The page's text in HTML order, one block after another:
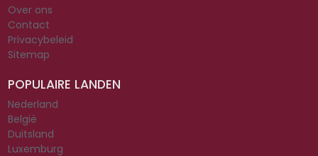
Over ons
Contact
Privacybeleid
Sitemap
POPULAIRE LANDEN
Nederland
België
Duitsland
Luxemburg